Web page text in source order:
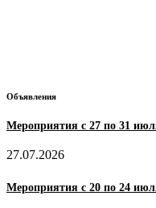
Объявления
Мероприятия с 27 по 31
27.07.2026
Мероприятия с 20 по 24